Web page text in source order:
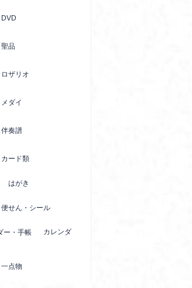
DVD
聖品
ロザリオ
メダイ
伴奏譜
カード類
はがき
便せん・シール
カレンダ
一点物